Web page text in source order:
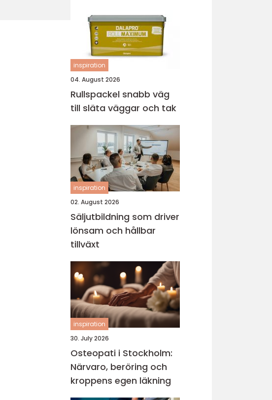
inspiration
04. August 2026
Rullspackel snabb väg
till släta väggar och tak
inspiration
02. August 2026
Säljutbildning som driver
lönsam och hållbar
tillväxt
inspiration
30. July 2026
Osteopati i Stockholm:
Närvaro, beröring och
kroppens egen läkning